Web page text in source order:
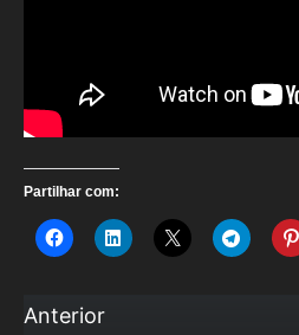
Partilhar com:
Anterior